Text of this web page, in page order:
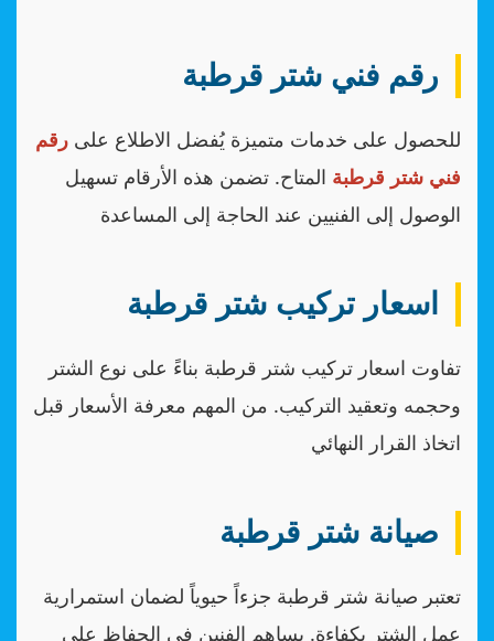
رقم فني شتر قرطبة
للحصول على خدمات متميزة يُفضل الاطلاع على رقم
فني شتر قرطبة المتاح. تضمن هذه الأرقام تسهيل
الوصول إلى الفنيين عند الحاجة إلى المساعدة
اسعار تركيب شتر قرطبة
تفاوت اسعار تركيب شتر قرطبة بناءً على نوع الشتر
وحجمه وتعقيد التركيب. من المهم معرفة الأسعار قبل
اتخاذ القرار النهائي
صيانة شتر قرطبة
تعتبر صيانة شتر قرطبة جزءاً حيوياً لضمان استمرارية
عمل الشتر بكفاءة. يساهم الفنين في الحفاظ على